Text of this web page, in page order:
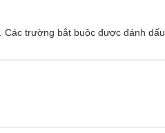
Các trường bắt buộc được đánh dấu